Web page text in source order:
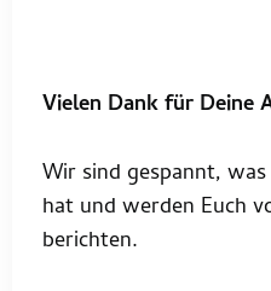
Vielen Dank für Deine
Wir sind gespannt,
hat und werden Euch
berichten.